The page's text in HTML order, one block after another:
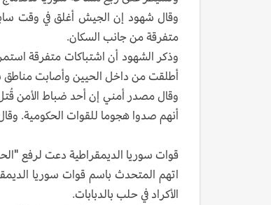
وقال شهود إن الجيش أغلق في وقت
متفرقة من جانب السكان.
وذكر الشهود أن اشتباكات متفرقة
أطلقت من داخل الحيين وأصابت مناطق
وقال مصدر أمني إن أحد ضباط الأمن
أنهم صدوا هجوما للقوات الحكومية.
قوات سوريا الديمقراطية دعت لرفع
اتهم المتحدث باسم قوات سوريا
الأكراد في حلب بالدبابات.